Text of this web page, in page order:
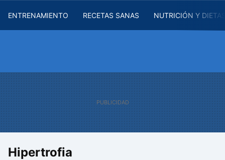
ENTRENAMIENTO RECETAS SANAS NUTRICIÓN Y
Hipertrofia